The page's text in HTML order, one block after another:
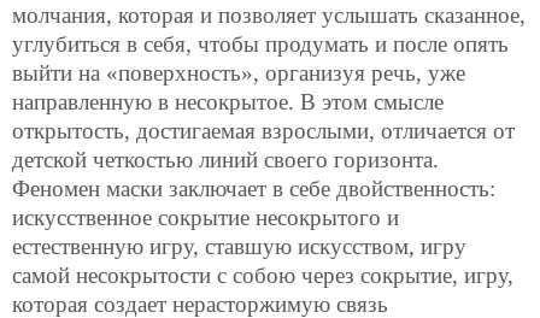
молчания, которая и позволяет услышать сказанное,
углубиться в себя, чтобы продумать и после опять
выйти на «поверхность», организуя речь, уже
направленную в несокрытое. В этом смысле
открытость, достигаемая взрослыми, отличается от
детской четкостью линий своего горизонта.
Феномен маски заключает в себе двойственность:
искусственное сокрытие несокрытого и
естественную игру, ставшую искусством, игру
самой несокрытости с собою через сокрытие, игру,
которая создает нерасторжимую связь